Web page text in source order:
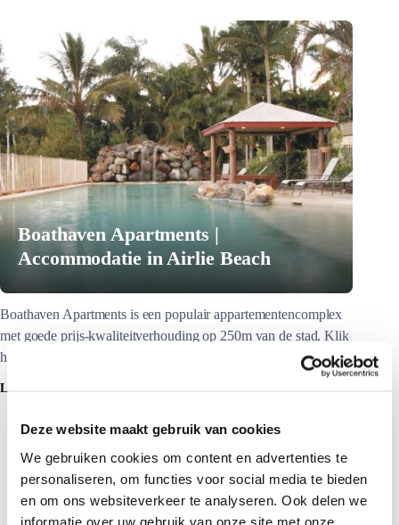
Deze website maakt gebruik van cookies
We gebruiken cookies om content en advertenties te
personaliseren, om functies voor social media te bieden
en om ons websiteverkeer te analyseren. Ook delen we
informatie over uw gebruik van onze site met onze
Boathaven Apartments |
Accommodatie in Airlie Beach
Boathaven Apartments is een populair appartementencomplex
met goede prijs-kwaliteitverhouding op 250m van de stad. Klik
hier voor meer informatie.
LEES MEER